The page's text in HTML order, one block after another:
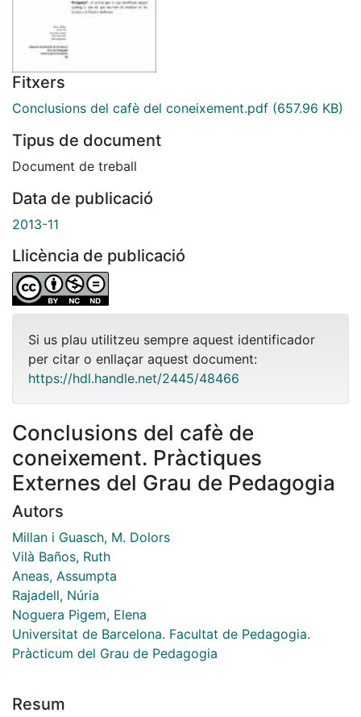
Fitxers
Conclusions del cafè del coneixement.pdf (657.96 KB)
Tipus de document
Document de treball
Data de publicació
2013-11
Llicència de publicació
Si us plau utilitzeu sempre aquest identificador
per citar o enllaçar aquest document:
https://hdl.handle.net/2445/48466
Conclusions del cafè de
coneixement. Pràctiques
Externes del Grau de Pedagogia
Autors
Millan i Guasch, M. Dolors
Vilà Baños, Ruth
Aneas, Assumpta
Rajadell, Núria
Noguera Pigem, Elena
Universitat de Barcelona. Facultat de Pedagogia.
Pràcticum del Grau de Pedagogia
Resum